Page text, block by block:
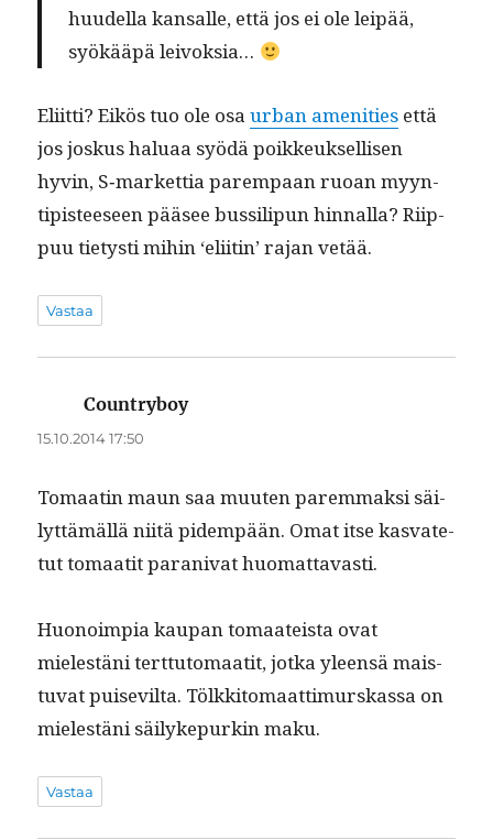
huudel­la kansalle, että jos ei ole leipää,
syökääpä leivoksia…
Eli­it­ti? Eikös tuo ole osaurban ameni­ties että
jos joskus halu­aa syödä poikkeuk­sel­lisen
hyvin, S‑markettia parem­paan ruoan myyn­
tip­is­teeseen pääsee bus­silipun hin­nal­la? Riip­
puu tietysti mihin ‘eli­itin’ rajan vetää.
Vastaa
Countryboysanoo:
15.10.2014 17:50
Tomaatin maun saa muuten parem­mak­si säi­
lyt­tämäl­lä niitä pidem­pään. Omat itse kas­vate­
tut tomaatit parani­vat huomattavasti.
Huonoimpia kau­pan tomaateista ovat
mielestäni tert­tutomaatit, jot­ka yleen­sä mais­
tu­vat pui­sevil­ta. Tölkkit­o­maat­timurskas­sa on
mielestäni säi­lykepurkin maku.
Vastaa